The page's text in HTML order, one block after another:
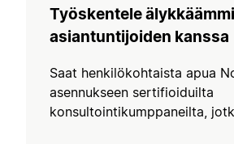
Työskentele
asiantuntijoiden kanssa
Saat henkilökohtaista apua
asennukseen sertifioiduilta
konsultointikumppaneilta,